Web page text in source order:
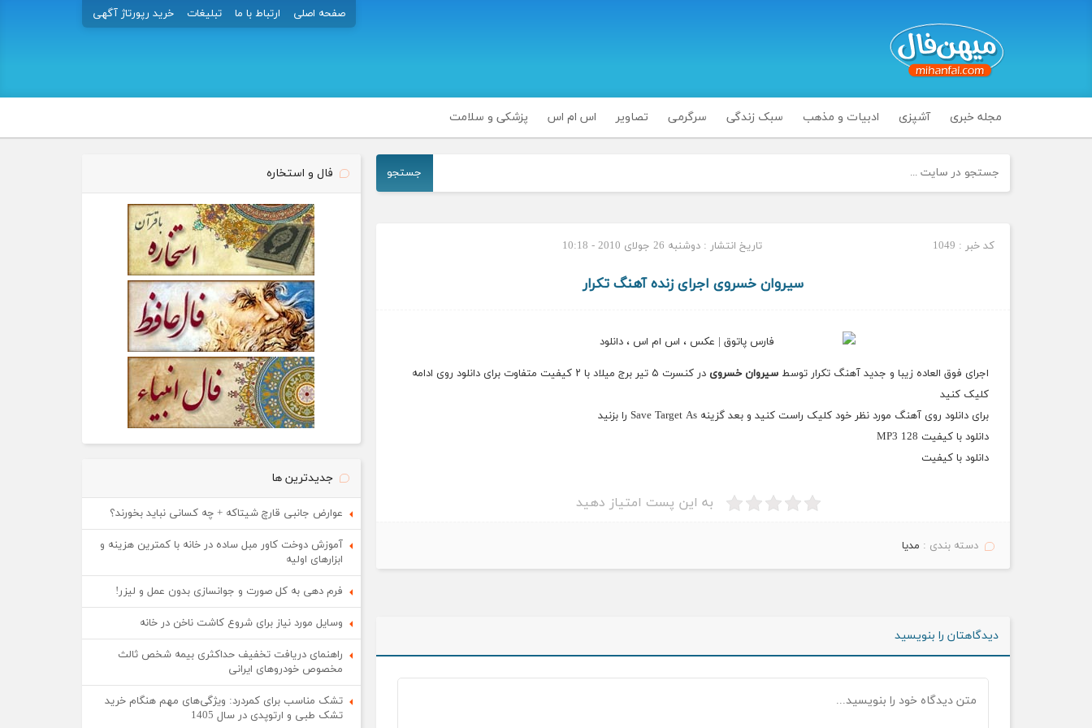
صفحه اصلی ارتباط با ما تبلیغات خرید رپورتاژ آگهی
مجله خبری آشپزی ادبیات و مذهب سبک زندگی سرگرمی تصاویر اس ام اس پزشکی و سلامت
جستجو
کد خبر : 1049 تاریخ انتشار : دوشنبه 26 جولای 2010 - 10:18
سیروان خسروی اجرای زنده آهنگ تکرار
اجرای فوق العاده زیبا و جدید آهنگ تکرار توسط سیروان خسروی
در کنسرت ۵ تیر برج میلاد با ۲ کیفیت متفاوت برای دانلود روی ادامه
کلیک کنید
برای دانلود روی آهنگ مورد نظر خود کلیک راست کنید و بعد گزینه Save Target As را بزنید
دانلود با کیفیت MP3 128
دانلود با کیفیت
به این پست امتیاز دهید
دسته بندی : مدیا
دیدگاهتان را بنویسید
فال و استخاره
جدیدترین ها
عوارض جانبی قارچ شیتاکه + چه کسانی نباید بخورند؟
آموزش دوخت کاور مبل ساده در خانه با کمترین هزینه و
ابزارهای اولیه
فرم دهی به کل صورت و جوانسازی بدون عمل و لیزر!
وسایل مورد نیاز برای شروع کاشت ناخن در خانه
راهنمای دریافت تخفیف حداکثری بیمه شخص ثالث
مخصوص خودروهای ایرانی
تشک مناسب برای کمردرد: ویژگی‌های مهم هنگام خرید
تشک طبی و ارتوپدی در سال 1405